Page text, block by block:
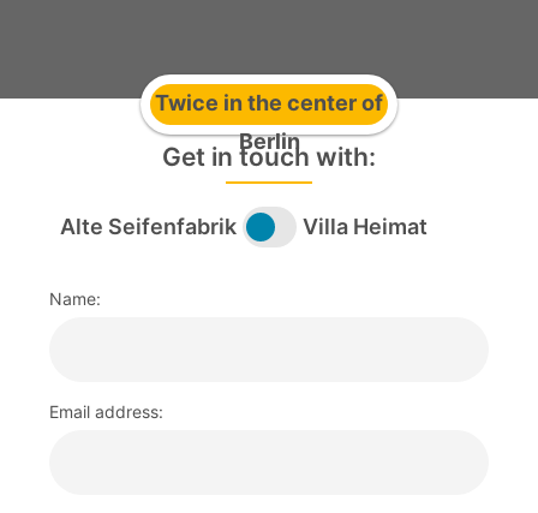
Twice in the center of
Berlin
Get in touch with:
Alte Seifenfabrik
Auswahl
Villa Heimat
Standorte
Name:
Email address: